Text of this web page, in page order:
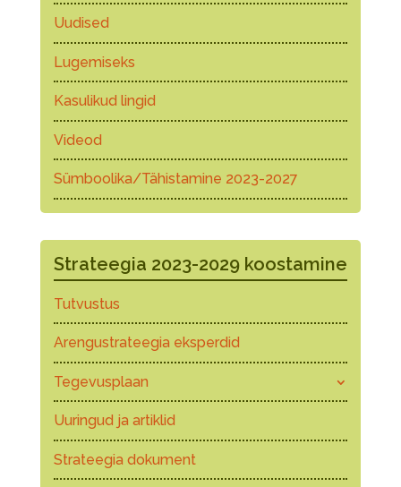
Uudised
Lugemiseks
Kasulikud lingid
Videod
Sümboolika/Tähistamine 2023-2027
Strateegia 2023-2029 koostamine
Tutvustus
Arengustrateegia eksperdid
Tegevusplaan
Uuringud ja artiklid
Strateegia dokument